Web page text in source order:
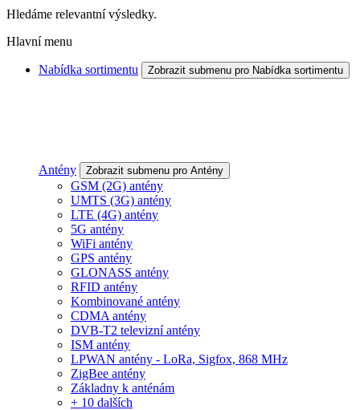
Hledáme relevantní výsledky.
Hlavní menu
Nabídka sortimentu Zobrazit submenu pro Nabídka sortimentu
Antény Zobrazit submenu pro Antény
GSM (2G) antény
UMTS (3G) antény
LTE (4G) antény
5G antény
WiFi antény
GPS antény
GLONASS antény
RFID antény
Kombinované antény
CDMA antény
DVB-T2 televizní antény
ISM antény
LPWAN antény - LoRa, Sigfox, 868 MHz
ZigBee antény
Základny k anténám
+ 10 dalších